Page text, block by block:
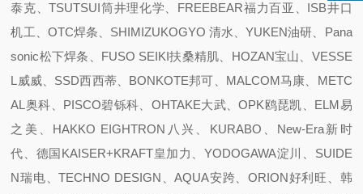
泰克、TSUTSUI筒井理化学、FREEBEAR福力百亚、ISB井口
机工、OTC焊条、SHIMIZUKOGYO 清水、YUKEN油研、Pana
sonic松下焊条、FUSO SEIKI扶桑精肌、HOZAN宝山、VESSE
L威威、SSD西西蒂、BONKOTE邦可、MALCOM马康、METC
AL奥科、PISCO碧铄科、OHTAKE大武、OPK鸥琵凯、ELM易
之美、HAKKO EIGHTRON八兴、KURABO、New-Era新时
代、德国KAISER+KRAFT皇加力、YODOGAWA淀川、SUIDE
N瑞电、TECHNO DESIGN、AQUA安跨、ORION好利旺、韩